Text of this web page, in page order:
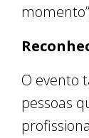
O evento
pessoas